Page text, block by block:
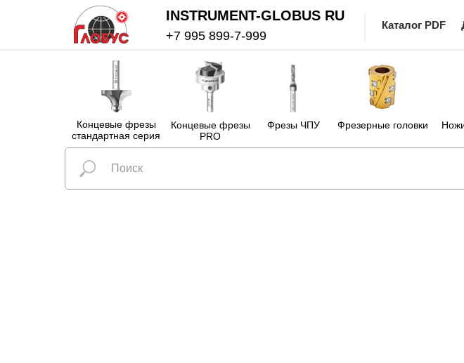
Концевые фрезы
стандартная серия
Концевые фрезы
PRO
Фрезы ЧПУ Фрезерные головки
INSTRUMENT-GLOBUS RU
Каталог PDF
+7 995 899-7-999